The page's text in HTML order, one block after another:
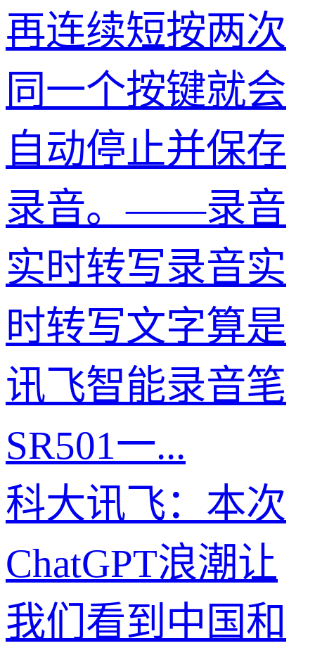
再连续短按两次
同一个按键就会
自动停止并保存
录音。——录音
实时转写录音实
时转写文字算是
讯飞智能录音笔
SR501一...
科大讯飞：本次
ChatGPT浪潮让
我们看到中国和